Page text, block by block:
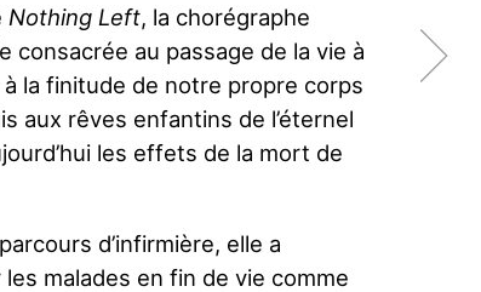
Nothing Left, la chorégraphe
consacrée au passage de la vie à
la finitude de notre propre corps
aux rêves enfantins de l’éternel
les effets de la mort de
d’infirmière, elle a
malades en fin de vie comme